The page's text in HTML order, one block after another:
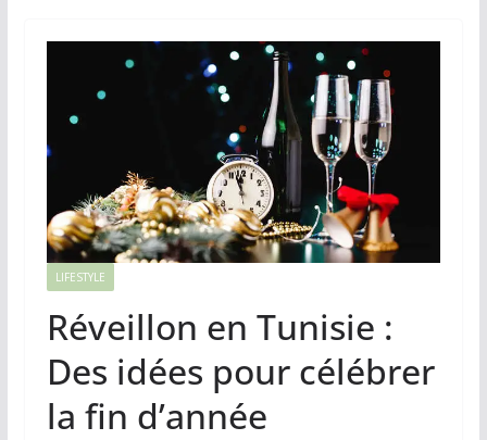
LIFESTYLE
Réveillon en Tunisie :
Des idées pour célébrer
la fin d’année